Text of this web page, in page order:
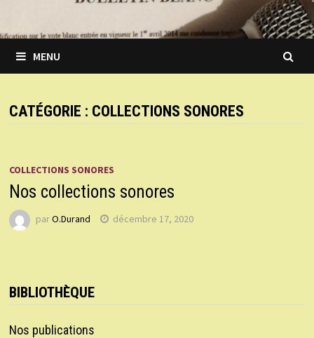
MENU
CATÉGORIE : COLLECTIONS SONORES
COLLECTIONS SONORES
Nos collections sonores
parO.Durand décembre 17, 2020
BIBLIOTHÈQUE
Nos publications